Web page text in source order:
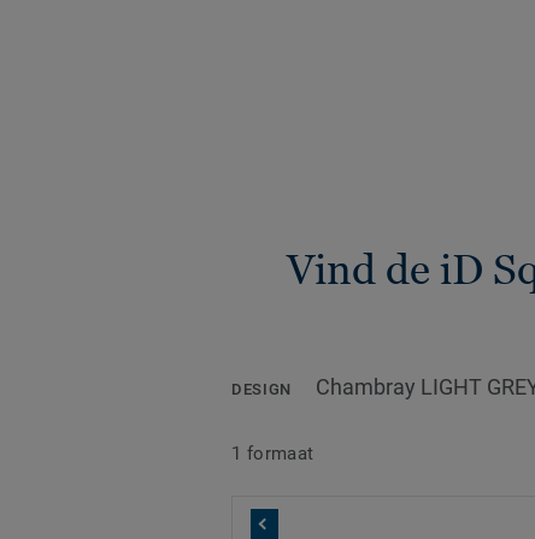
Vind de iD
DESIGN Chambray LIGHT
1 formaat